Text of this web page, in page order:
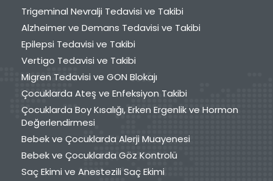
Trigeminal Nevralji Tedavisi ve Takibi
Alzheimer ve Demans Tedavisi ve Takibi
Epilepsi Tedavisi ve Takibi
Vertigo Tedavisi ve Takibi
Migren Tedavisi ve GON Blokajı
Çocuklarda Ateş ve Enfeksiyon Takibi
Çocuklarda Boy Kısalığı, Erken Ergenlik ve Hormon
Değerlendirmesi
Bebek ve Çocuklarda Alerji Muayenesi
Bebek ve Çocuklarda Göz Kontrolü
Saç Ekimi ve Anestezili Saç Ekimi